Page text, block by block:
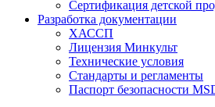
Сертификация детской
Разработка документации
ХАССП
Лицензия Минкульт
Технические условия
Стандарты и регламенты
Паспорт безопасности